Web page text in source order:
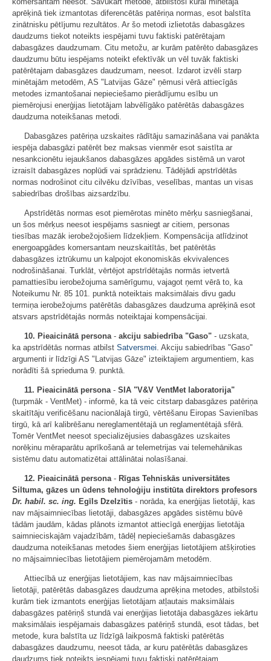
aprēķinā tiek izmantotas diferencētās patēriņa normas, esot balstīta
zinātnisku pētījumu rezultātos. Ar šo metodi izlietotās dabasgāzes
daudzums tiekot noteikts iespējami tuvu faktiski patērētajam
dabasgāzes daudzumam. Citu metožu, ar kurām patērēto dabasgāzes
daudzumu būtu iespējams noteikt efektīvāk un vēl tuvāk faktiski
patērētajam dabasgāzes daudzumam, neesot. Izdarot izvēli starp
minētajām metodēm, AS "Latvijas Gāze" ņēmusi vērā attiecīgās
metodes izmantošanai nepieciešamo pierādījumu esību un
piemērojusi enerģijas lietotājam labvēlīgāko patērētās dabasgāzes
daudzuma noteikšanas metodi.
Dabasgāzes patēriņa uzskaites rādītāju samazināšana vai panākta
iespēja dabasgāzi patērēt bez maksas vienmēr esot saistīta ar
nesankcionētu iejaukšanos dabasgāzes apgādes sistēmā un varot
izraisīt dabasgāzes noplūdi vai sprādzienu. Tādējādi apstrīdētās
normas nodrošinot citu cilvēku dzīvības, veselības, mantas un visas
sabiedrības drošības aizsardzību.
Apstrīdētās normas esot piemērotas minēto mērķu sasniegšanai,
un šos mērķus neesot iespējams sasniegt ar citiem, personas
tiesības mazāk ierobežojošiem līdzekļiem. Kompensācija atlīdzinot
energoapgādes komersantam neuzskaitītās, bet patērētās
dabasgāzes iztrūkumu un kalpojot ekonomiskās ekvivalences
nodrošināšanai. Turklāt, vērtējot apstrīdētajās normās ietvertā
pamattiesību ierobežojuma samērīgumu, vajagot ņemt vērā to, ka
Noteikumu Nr. 85 101. punktā noteiktais maksimālais divu gadu
termiņa ierobežojums patērētās dabasgāzes daudzuma aprēķinā esot
atsvars apstrīdētajās normās noteiktajai kompensācijai.
10. Pieaicinātā persona - akciju sabiedrība "Gaso" - uzskata,
ka apstrīdētās normas atbilst Satversmei . Akciju sabiedrības "Gaso"
argumenti ir līdzīgi AS "Latvijas Gāze" izteiktajiem argumentiem, kas
norādīti šā sprieduma 9. punktā.
11. Pieaicinātā persona - SIA "V&V VentMet laboratorija"
(turpmāk - VentMet) - informē, ka tā veic citstarp dabasgāzes patēriņa
skaitītāju verificēšanu nacionālajā tirgū, vērtēšanu Eiropas Savienības
tirgū, kā arī kalibrēšanu nereglamentētajā un reglamentētajā sfērā.
Tomēr VentMet neesot specializējusies dabasgāzes uzskaites
norēķinu mēraparātu aprīkošanā ar telemetrijas vai telemehānikas
sistēmu datu automatizētai attālinātai nolasīšanai.
12. Pieaicinātā persona - Rīgas Tehniskās universitātes
Siltuma, gāzes un ūdens tehnoloģiju institūta direktors profesors
Dr. habil. sc. ing. Egīls Dzelzītis - norāda, ka enerģijas lietotāji, kas
nav mājsaimniecības lietotāji, dabasgāzes apgādes sistēmu būvē
tādām jaudām, kādas plānots izmantot attiecīgā enerģijas lietotāja
saimnieciskajām vajadzībām, tādēļ nepieciešamās dabasgāzes
daudzuma noteikšanas metodes šiem enerģijas lietotājiem atšķiroties
no mājsaimniecības lietotājiem piemērojamām metodēm.
Attiecībā uz enerģijas lietotājiem, kas nav mājsaimniecības
lietotāji, patērētās dabasgāzes daudzuma aprēķina metodes, atbilstoši
kurām tiek izmantots enerģijas lietotājam atļautais maksimālais
dabasgāzes patēriņš stundā vai enerģijas lietotāja dabasgāzes iekārtu
maksimālais iespējamais dabasgāzes patēriņš stundā, esot tādas, bet
metode, kura balstīta uz līdzīgā laikposmā faktiski patērētās
dabasgāzes daudzumu, neesot tāda, ar kuru patērētās dabasgāzes
daudzums tiek noteikts iespējami tuvu faktiski patērētajam